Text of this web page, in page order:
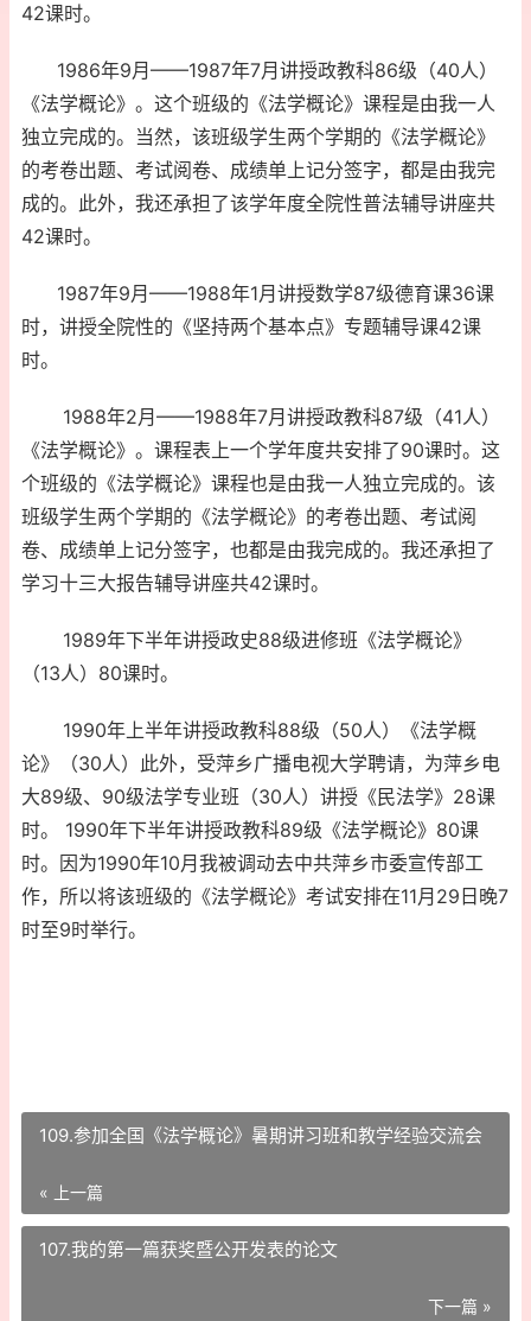
42课时。
1986年9月——1987年7月讲授政教科86级（40人）
《法学概论》。这个班级的《法学概论》课程是由我一人
独立完成的。当然，该班级学生两个学期的《法学概论》
的考卷出题、考试阅卷、成绩单上记分签字，都是由我完
成的。此外，我还承担了该学年度全院性普法辅导讲座共
42课时。
1987年9月——1988年1月讲授数学87级德育课36课
时，讲授全院性的《坚持两个基本点》专题辅导课42课
时。
1988年2月——1988年7月讲授政教科87级（41人）
《法学概论》。课程表上一个学年度共安排了90课时。这
个班级的《法学概论》课程也是由我一人独立完成的。该
班级学生两个学期的《法学概论》的考卷出题、考试阅
卷、成绩单上记分签字，也都是由我完成的。我还承担了
学习十三大报告辅导讲座共42课时。
1989年下半年讲授政史88级进修班《法学概论》
（13人）80课时。
1990年上半年讲授政教科88级（50人）《法学概
论》（30人）此外，受萍乡广播电视大学聘请，为萍乡电
大89级、90级法学专业班（30人）讲授《民法学》28课
时。 1990年下半年讲授政教科89级《法学概论》80课
时。因为1990年10月我被调动去中共萍乡市委宣传部工
作，所以将该班级的《法学概论》考试安排在11月29日晚7
时至9时举行。
109.参加全国《法学概论》暑期讲习班和教学经验交流会
« 上一篇
107.我的第一篇获奖暨公开发表的论文
下一篇 »